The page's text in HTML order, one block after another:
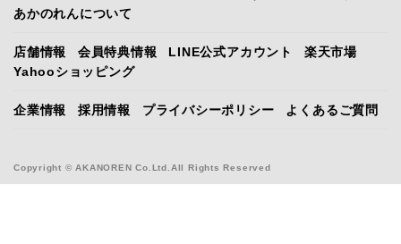
Copyright © AKANOREN Co.Ltd.All Rights Reserved
あかのれんについて
店舗情報 会員特典情報 LINE公式アカウント
楽天市場
Yahooショッピング
企業情報 採用情報 プライバシーポリシー よくあるご質問